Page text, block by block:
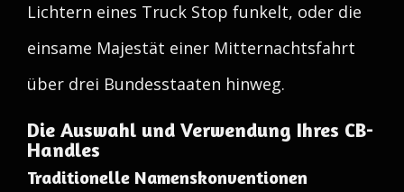
Lichtern eines Truck Stop funkelt, oder die
einsame Majestät einer Mitternachtsfahrt
über drei Bundesstaaten hinweg.
Die Auswahl und Verwendung Ihres CB-
Handles
Traditionelle Namenskonventionen